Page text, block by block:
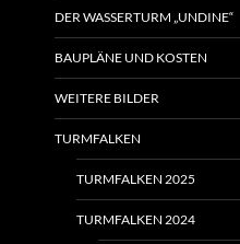
DER WASSERTURM „UNDINE“
BAUPLÄNE UND KOSTEN
WEITERE BILDER
TURMFALKEN
TURMFALKEN 2025
TURMFALKEN 2024